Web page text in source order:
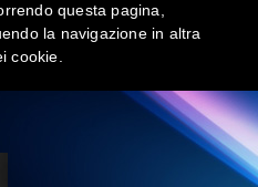
questa pagina,
la navigazione in altra
cookie.